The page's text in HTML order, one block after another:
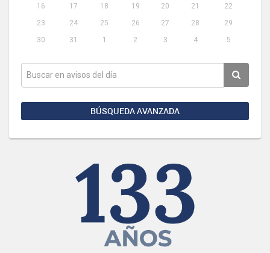
16
17 18 19 20 21
22
23
24 25 26 27 28
29
30
31 1 2 3 4 5
BÚSQUEDA AVANZADA